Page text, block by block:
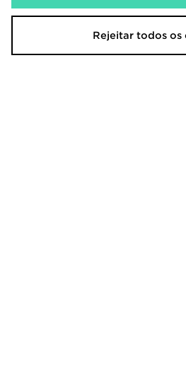
Rejeitar todos os